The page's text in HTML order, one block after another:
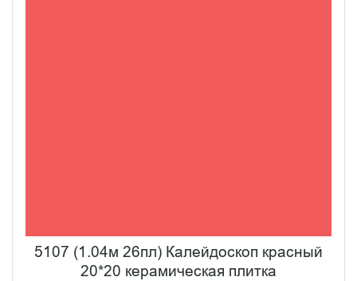
5107 (1.04м 26пл) Калейдоскоп красный
20*20 керамическая плитка